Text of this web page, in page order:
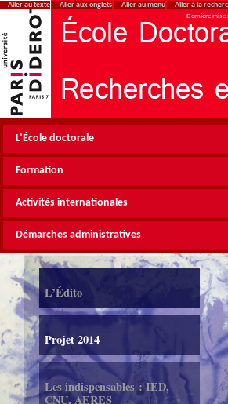
Aller au texte Aller aux onglets Aller au menu Aller à la
Dernière
L’École doctorale
Formation
Activités internationales
Démarches administratives
L’Édito
Projet 2014
Les indispensables : IED,
CNU, AERES